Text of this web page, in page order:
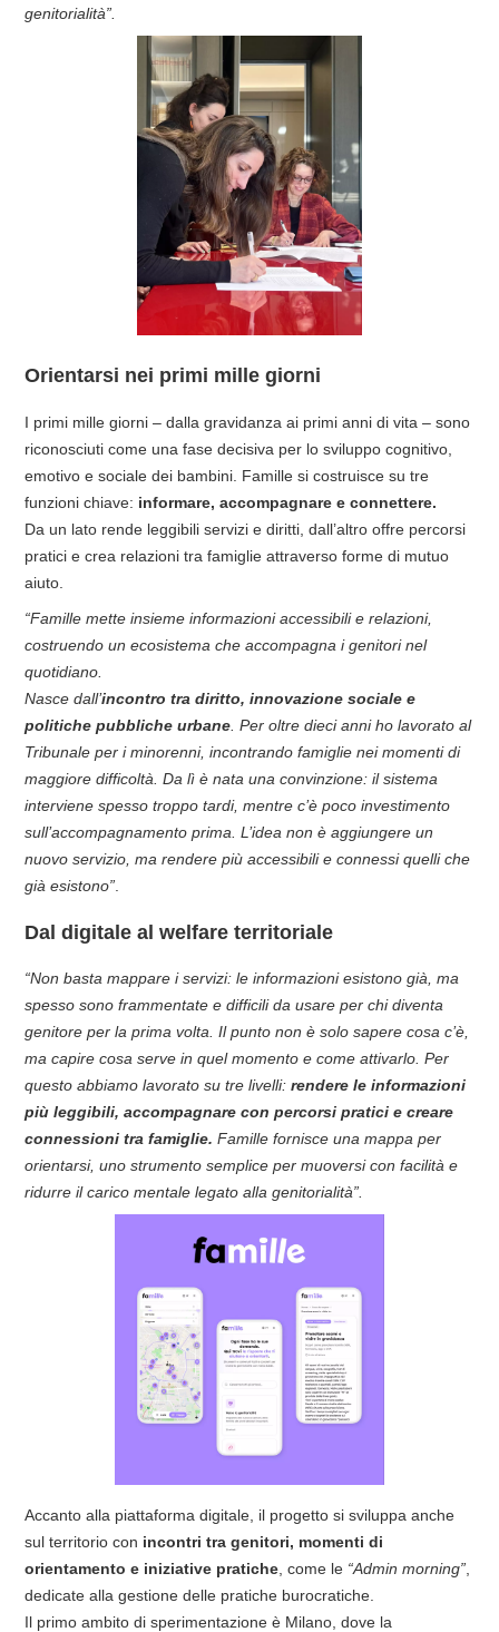
genitorialità”.
Orientarsi nei primi mille giorni
I primi mille giorni – dalla gravidanza ai primi anni di vita – sono
riconosciuti come una fase decisiva per lo sviluppo cognitivo,
emotivo e sociale dei bambini. Famille si costruisce su tre
funzioni chiave: informare, accompagnare e connettere.
Da un lato rende leggibili servizi e diritti, dall’altro offre percorsi
pratici e crea relazioni tra famiglie attraverso forme di mutuo
aiuto.
“Famille mette insieme informazioni accessibili e relazioni,
costruendo un ecosistema che accompagna i genitori nel
quotidiano.
Nasce dall’incontro tra diritto, innovazione sociale e
politiche pubbliche urbane . Per oltre dieci anni ho lavorato al
Tribunale per i minorenni, incontrando famiglie nei momenti di
maggiore difficoltà. Da lì è nata una convinzione: il sistema
interviene spesso troppo tardi, mentre c’è poco investimento
sull’accompagnamento prima. L’idea non è aggiungere un
nuovo servizio, ma rendere più accessibili e connessi quelli che
già esistono”
Dal digitale al welfare territoriale
“Non basta mappare i servizi: le informazioni esistono già, ma
spesso sono frammentate e difficili da usare per chi diventa
genitore per la prima volta. Il punto non è solo sapere cosa c’è,
ma capire cosa serve in quel momento e come attivarlo. Per
questo abbiamo lavorato su tre livelli: rendere le informazioni
più leggibili, accompagnare con percorsi pratici e creare
connessioni tra famiglie. Famille fornisce una mappa per
orientarsi, uno strumento semplice per muoversi con facilità e
ridurre il carico mentale legato alla genitorialità”.
Accanto alla piattaforma digitale, il progetto si sviluppa anche
sul territorio con incontri tra genitori, momenti di
orientamento e iniziative pratiche , come le “Admin morning”
dedicate alla gestione delle pratiche burocratiche.
Il primo ambito di sperimentazione è Milano, dove la